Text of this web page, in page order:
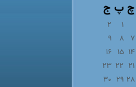
چ پ ج
1
2
7
8
9
14
15
16
21
22
23
28
29
30